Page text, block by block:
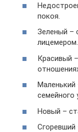
покоя.
Зеленый –
лицемером.
Красивый
Маленький
семейного
Новый –